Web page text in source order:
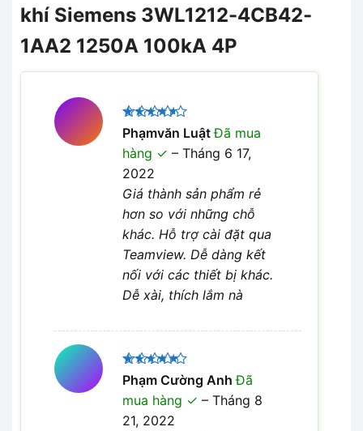
khí Siemens 3WL1212-4CB42-
1AA2 1250A 100kA 4P
Được
xếp hạng
45 sao
Phạmvăn LuậtĐã mua
hàng
– Tháng 6 17,
2022
Giá thành sản phẩm rẻ
hơn so với những chỗ
khác. Hỗ trợ cài đặt qua
Teamview. Dễ dàng kết
nối với các thiết bị khác.
Dễ xài, thích lắm nà
Được xếp
hạng 5
5
sao
Phạm Cường AnhĐã
mua hàng
– Tháng 8
21, 2022